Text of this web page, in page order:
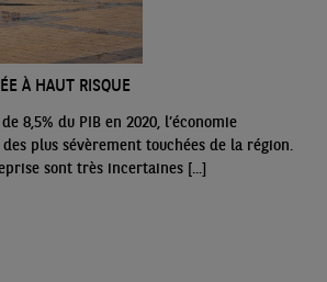
À HAUT RISQUE
8,5% du PIB en 2020, l’économie
plus sévèrement touchées de la région.
sont très incertaines [...]